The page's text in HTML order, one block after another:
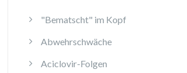
"Bematscht" im Kopf
Abwehrschwäche
Aciclovir-Folgen